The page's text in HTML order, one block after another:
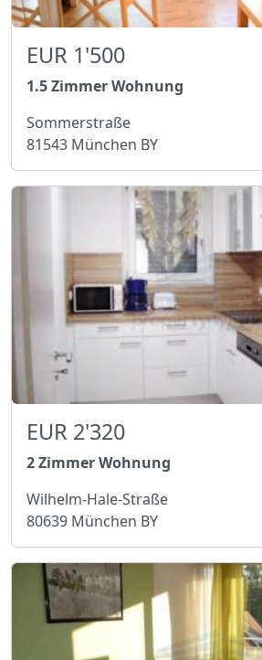
EUR 1'500
1.5 Zimmer Wohnung
Sommerstraße
81543 München BY
EUR 2'320
2 Zimmer Wohnung
Wilhelm-Hale-Straße
80639 München BY